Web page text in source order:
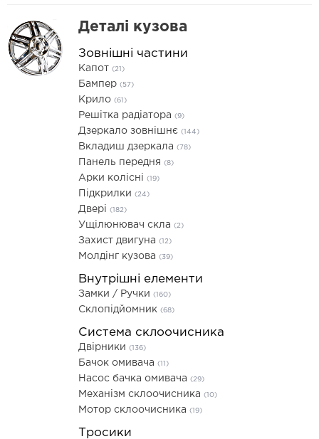
Деталі кузова
Зовнішні частини
Капот (21)
Бампер (57)
Крило (61)
Решітка радіатора (9)
Дзеркало зовнішнє (144)
Вкладиш дзеркала (78)
Панель передня (8)
Арки колісні (19)
Підкрилки (24)
Двері (182)
Ущілюнювач скла (2)
Захист двигуна (12)
Молдінг кузова (39)
Внутрішні елементи
Замки / Ручки (160)
Склопідйомник (68)
Система склоочисника
Двірники (136)
Бачок омивача (11)
Насос бачка омивача (29)
Механізм склоочисника (10)
Мотор склоочисника (19)
Тросики